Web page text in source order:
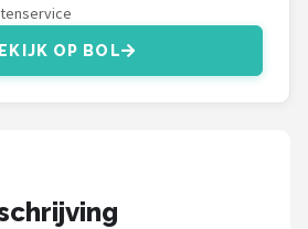
OP BOL